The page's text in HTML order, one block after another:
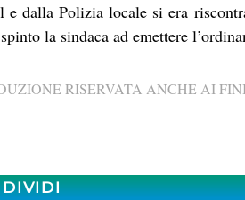
e dalla Polizia locale si era
la sindaca ad emettere
RISERVATA ANCHE AI